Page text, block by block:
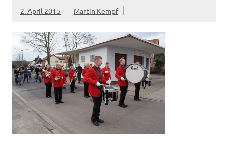
2. April 2015 Martin Kempf